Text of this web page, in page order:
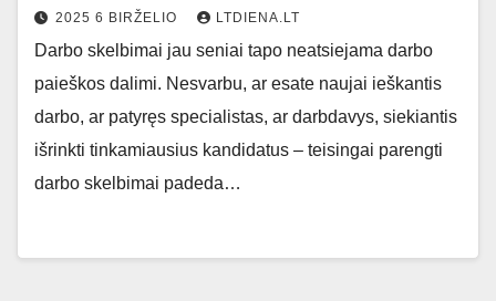
2025 6 BIRŽELIO LTDIENA.LT
Darbo skelbimai jau seniai tapo neatsiejama darbo
paieškos dalimi. Nesvarbu, ar esate naujai ieškantis
darbo, ar patyręs specialistas, ar darbdavys, siekiantis
išrinkti tinkamiausius kandidatus – teisingai parengti
darbo skelbimai padeda…